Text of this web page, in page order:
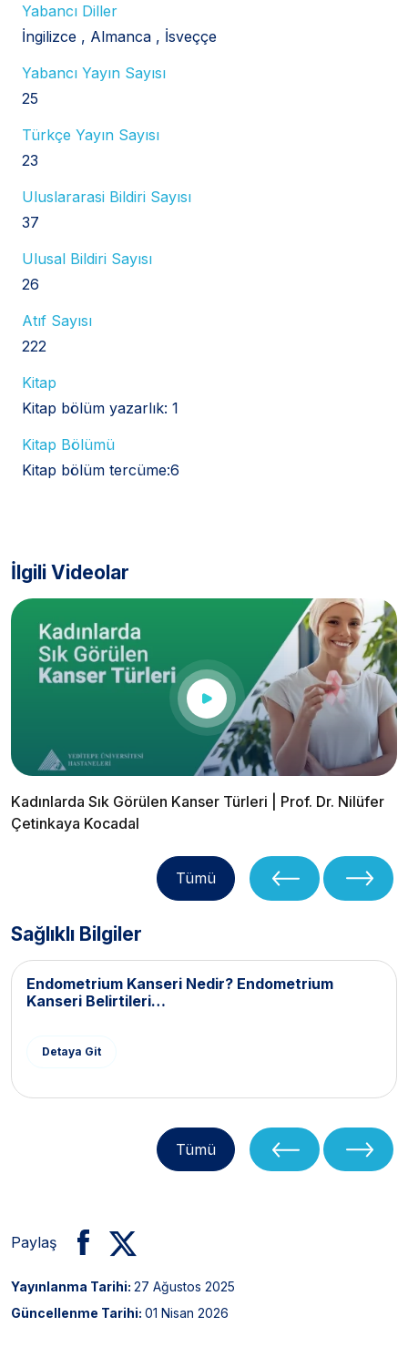
Yabancı Diller
İngilizce
Almanca
İsveççe
Yabancı Yayın Sayısı
25
Türkçe Yayın Sayısı
23
Uluslararasi Bildiri Sayısı
37
Ulusal Bildiri Sayısı
26
Atıf Sayısı
222
Kitap
Kitap bölüm yazarlık: 1
Kitap Bölümü
Kitap bölüm tercüme:6
İlgili Videolar
Kadınlarda Sık Görülen Kanser Türleri | Prof. Dr. Nilüfer
Çetinkaya Kocadal
Tümü
Sağlıklı Bilgiler
Endometrium Kanseri Nedir? Endometrium
Kanseri Belirtileri…
Detaya Git
Tümü
Paylaş
Yayınlanma Tarihi: 27 Ağustos 2025
Güncellenme Tarihi: 01 Nisan 2026